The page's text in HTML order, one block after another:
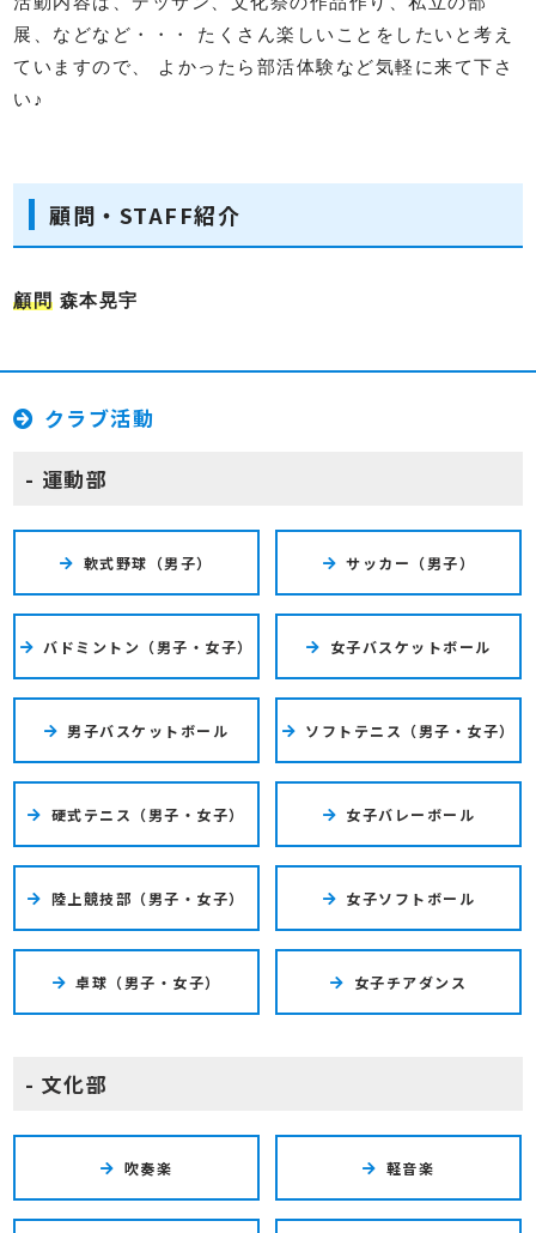
展、などなど・・・ たくさん楽しいことをしたいと考え
ていますので、 よかったら部活体験など気軽に来て下さ
い♪
顧問・STAFF紹介
顧問 森本晃宇
クラブ活動
運動部
軟式野球（男子） サッカー（男子）
バドミントン（男子・女子） 女子バスケットボール
男子バスケットボール ソフトテニス（男子・女子）
硬式テニス（男子・女子） 女子バレーボール
陸上競技部（男子・女子） 女子ソフトボール
卓球（男子・女子） 女子チアダンス
文化部
吹奏楽 軽音楽